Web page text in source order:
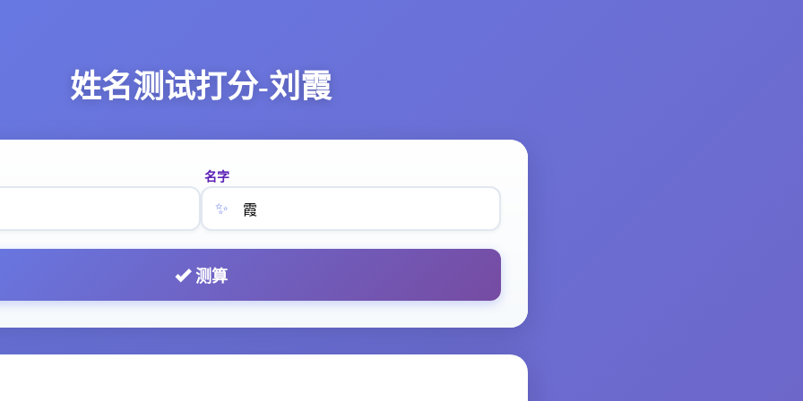
姓名测试打分-刘霞
名字
✨
测算